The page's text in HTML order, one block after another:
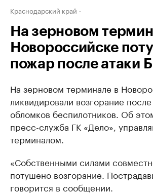
Краснодарский край
На зерновом
Новороссийске
пожар после атаки
На зерновом терминале в
ликвидировали возгорание
обломков беспилотников. Об
пресс-служба ГК «Дело»,
терминалом.
«Собственными силами
потушено возгорание.
говорится в сообщении.